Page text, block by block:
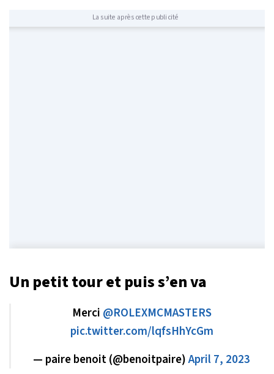
La suite après cette publicité
Un petit tour et puis s’en va
Merci @ROLEXMCMASTERS
pic.twitter.com/lqfsHhYcGm
— paire benoit (@benoitpaire)April 7, 2023